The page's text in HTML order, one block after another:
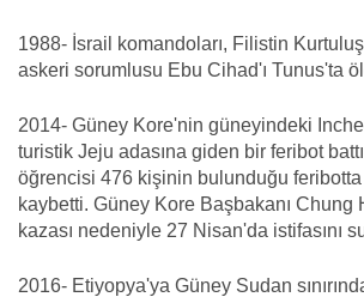
1988- İsrail komandoları, Filistin
askeri sorumlusu Ebu Cihad'ı Tunus'ta
2014- Güney Kore'nin güneyindeki
turistik Jeju adasına giden bir feribot
öğrencisi 476 kişinin bulunduğu feribotta
kaybetti. Güney Kore Başbakanı Chung
kazası nedeniyle 27 Nisan'da istifasını
2016- Etiyopya'ya Güney Sudan